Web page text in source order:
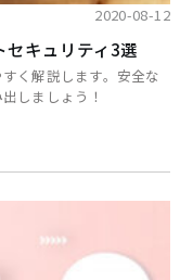
2020-08-12
キュリティ3選
く解説します。安全な
しましょう！